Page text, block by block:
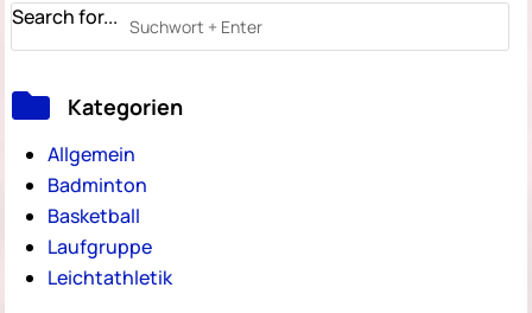
Search for...
 Kategorien
Allgemein
Badminton
Basketball
Laufgruppe
Leichtathletik